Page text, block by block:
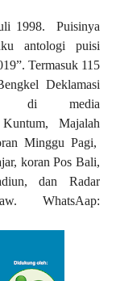
1998. Puisinya
antologi puisi
Termasuk 115
Deklamasi
di media
Majalah
Minggu Pagi,
koran Pos Bali,
dan Radar
WhatsAap: